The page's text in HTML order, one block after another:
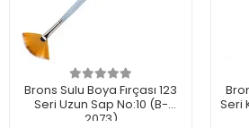
Brons Sulu Boya Fırçası 123
Seri Uzun Sap No:10 (B-
2073)
Seri